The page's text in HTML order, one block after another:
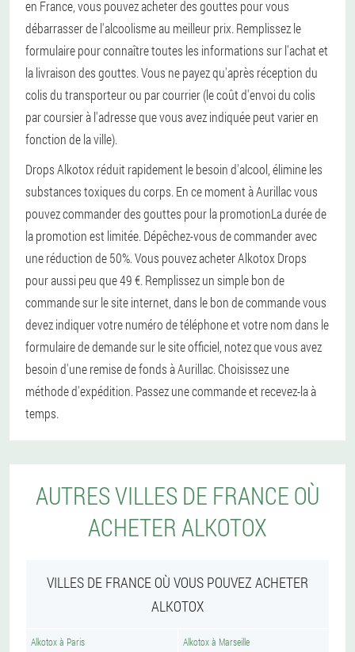
en France, vous pouvez acheter des gouttes pour vous
débarrasser de l'alcoolisme au meilleur prix. Remplissez le
formulaire pour connaître toutes les informations sur l'achat et
la livraison des gouttes. Vous ne payez qu'après réception du
colis du transporteur ou par courrier (le coût d'envoi du colis
par coursier à l'adresse que vous avez indiquée peut varier en
fonction de la ville).
Drops Alkotox réduit rapidement le besoin d'alcool, élimine les
substances toxiques du corps. En ce moment à Aurillac vous
pouvez commander des gouttes pour la promotionLa durée de
la promotion est limitée. Dépêchez-vous de commander avec
une réduction de 50%. Vous pouvez acheter Alkotox Drops
pour aussi peu que 49 €. Remplissez un simple bon de
commande sur le site internet, dans le bon de commande vous
devez indiquer votre numéro de téléphone et votre nom dans le
formulaire de demande sur le site officiel, notez que vous avez
besoin d'une remise de fonds à Aurillac. Choisissez une
méthode d'expédition. Passez une commande et recevez-la à
temps.
AUTRES VILLES DE FRANCE OÙ
ACHETER ALKOTOX
VILLES DE FRANCE OÙ VOUS POUVEZ ACHETER
ALKOTOX
Alkotox à Paris Alkotox à Marseille